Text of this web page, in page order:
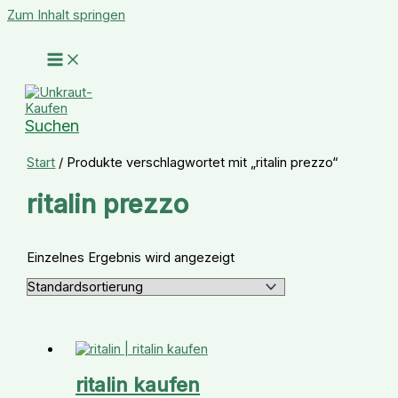
Zum Inhalt springen
Suchen
Start / Produkte verschlagwortet mit „ritalin prezzo“
ritalin prezzo
Einzelnes Ergebnis wird angezeigt
ritalin kaufen